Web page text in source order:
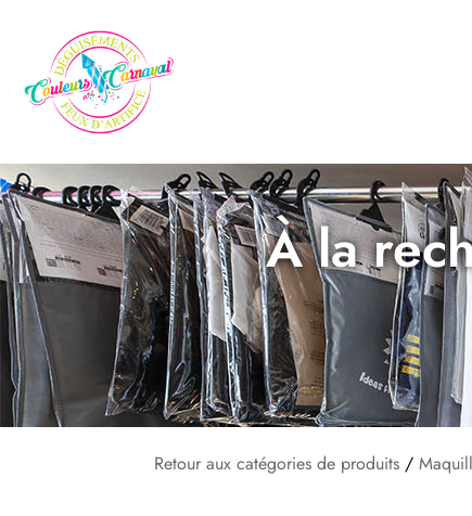
À la
Retour aux catégories de produits /